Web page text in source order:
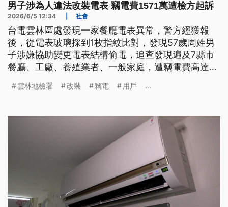
男子涉為人違法改裝電表 竊電費1571萬遭檢方起訴
2026/6/5 12:34 社會
台電雲林區處發現一家餐廳電表異常，警方經獲報
後，從電表玻璃採到1枚指紋比對，發現57歲周姓男
子涉嫌協助變更電表結構偷電，追查發現遍及7縣市
餐廳、工廠、養殖業者、一般家庭，遭竊電費高達
起訴周男，而委託改裝電表民眾，也涉及違反詐欺得
雲林地檢署 改裝 竊電 用戶 ...